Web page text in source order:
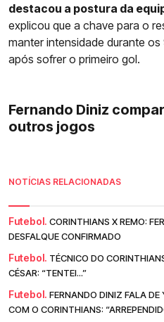
destacou a postura da
explicou que a chave para o
manter intensidade durante
após sofrer o primeiro gol.
Fernando Diniz
outros jogos
NOTÍCIAS RELACIONADAS
Futebol. CORINTHIANS X REMO:
DESFALQUE CONFIRMADO
Futebol. TÉCNICO DO
CÉSAR: “TENTEI...”
Futebol. FERNANDO DINIZ FALA DE
COM O CORINTHIANS: